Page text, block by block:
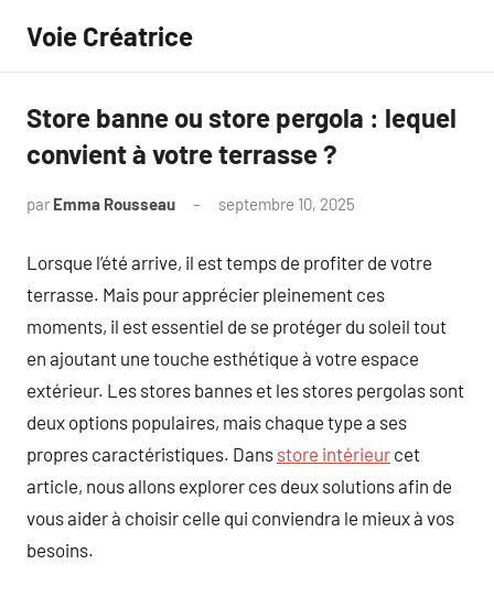
contenu
Voie Créatrice
Store banne ou store pergola : lequel
convient à votre terrasse ?
par Emma Rousseau septembre 10, 2025
Lorsque l’été arrive, il est temps de profiter de votre
terrasse. Mais pour apprécier pleinement ces
moments, il est essentiel de se protéger du soleil tout
en ajoutant une touche esthétique à votre espace
extérieur. Les stores bannes et les stores pergolas sont
deux options populaires, mais chaque type a ses
propres caractéristiques. Dans store intérieur cet
article, nous allons explorer ces deux solutions afin de
vous aider à choisir celle qui conviendra le mieux à vos
besoins.